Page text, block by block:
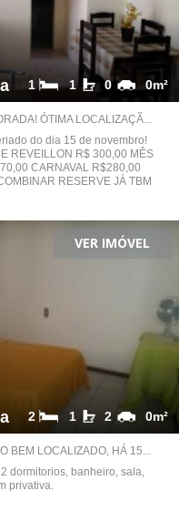
0m²
0
1
1
ÓTIMA LOCALIZAÇÃ...
do dia 15 de novembro!
REVEILLON R$ 300,00 MÊS
CARNAVAL R$280,00
RESERVE JÁ TBM
VER IMÓVEL
0m²
2
1
2
BEM LOCALIZADO, HÁ 15...
dormitorios, banheiro, sala,
privativa.